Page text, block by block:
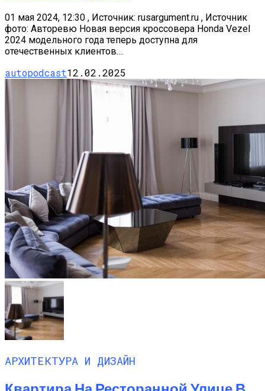
01 мая 2024, 12:30 , Источник: rusargument.ru , Источник
фото: Авторевю Новая версия кроссовера Honda Vezel
2024 модельного года теперь доступна для
отечественных клиентов....
autopodcast12.02.2025
АРХИТЕКТУРА И ДИЗАЙН